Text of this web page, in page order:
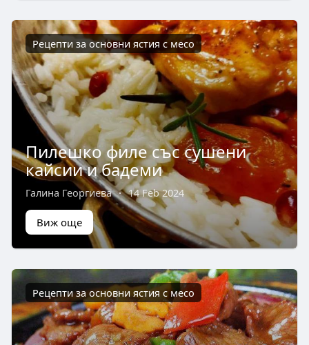
Рецепти за основни ястия с месо
Пилешко филе със сушени
кайсии и бадеми
Галина Георгиева · 14 Feb 2024
Виж още
Рецепти за основни ястия с месо